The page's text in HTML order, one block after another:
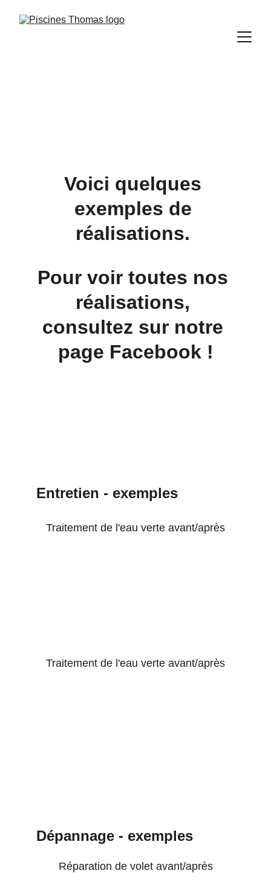
Entretien - exemples
Dépannage - exemples
Traitement de l'eau verte avant/après
Traitement de l'eau verte avant/après
Voici quelques
exemples de
réalisations.
Pour voir toutes nos
réalisations,
consultez sur notre
page Facebook !
Réparation de volet avant/après